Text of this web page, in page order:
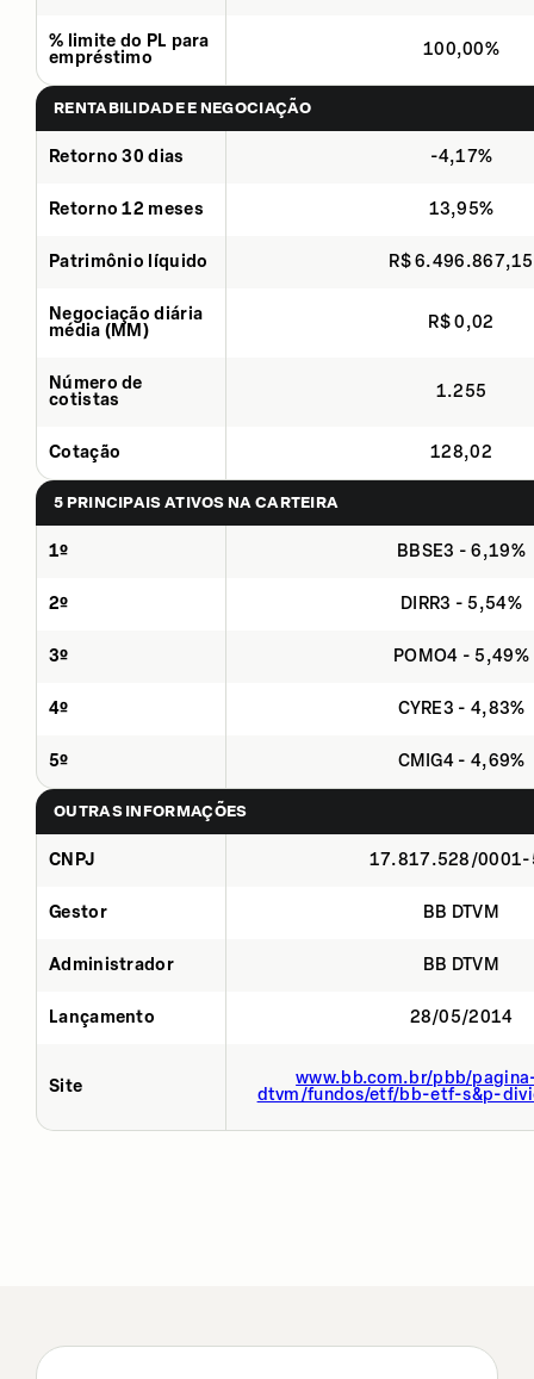
% limite do PL para
empréstimo
100,00%
RENTABILIDADE E NEGOCIAÇÃO
Retorno 30 dias -4,17%
Retorno 12 meses 13,95%
Patrimônio líquido R$ 6.496.867,15
Negociação diária
média (MM)
R$ 0,02
Número de
cotistas
1.255
Cotação 128,02
5 PRINCIPAIS ATIVOS NA CARTEIRA
1º BBSE3 - 6,19%
2º DIRR3 - 5,54%
3º POMO4 - 5,49%
4º CYRE3 - 4,83%
5º CMIG4 - 4,69%
OUTRAS INFORMAÇÕES
CNPJ 17.817.528/0001-
Gestor BB DTVM
Administrador BB DTVM
Lançamento 28/05/2014
Site
www.bb.com.br/pbb/
dtvm/fundos/etf/bb-etf-s&p-